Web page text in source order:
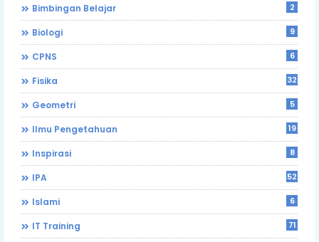
Bimbingan Belajar 2
Biologi 9
CPNS 6
Fisika 32
Geometri 5
Ilmu Pengetahuan 19
Inspirasi 8
IPA 52
Islami 6
IT Training 71